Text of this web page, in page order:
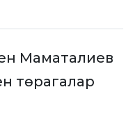
Маматалиев
төрагалар